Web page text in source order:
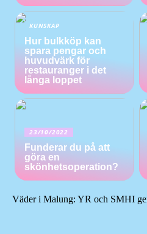
KUNSKAP
Hur bulkköp kan
spara pengar och
huvudvärk för
restauranger i det
långa loppet
23/10/2022
Funderar du på att
göra en
skönhetsoperation?
Väder i Malung: YR och SMHI